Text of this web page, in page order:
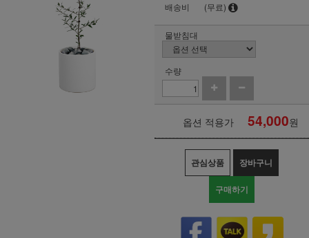
배송비
(무료)
물받침대
수량
옵션 적용가 54,000원
관심상품 장바구니
구매하기